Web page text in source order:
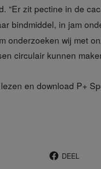
“Er zit pectine in de
bindmiddel, in jam
onderzoeken wij met
circulair kunnen
en download P+
DEEL